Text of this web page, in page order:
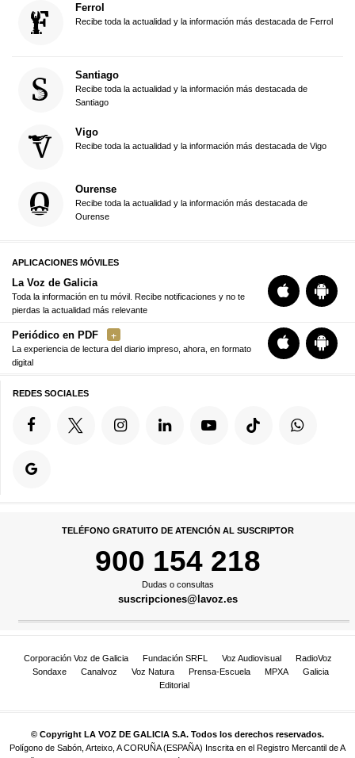
Ferrol
Recibe toda la actualidad y la información más destacada de Ferrol
Santiago
Recibe toda la actualidad y la información más destacada de
Santiago
Vigo
Recibe toda la actualidad y la información más destacada de Vigo
Ourense
Recibe toda la actualidad y la información más destacada de
Ourense
APLICACIONES MÓVILES
La Voz de Galicia
Toda la información en tu móvil. Recibe notificaciones y no te
pierdas la actualidad más relevante
Periódico en PDF
La experiencia de lectura del diario impreso, ahora, en formato
digital
REDES SOCIALES
TELÉFONO GRATUITO DE ATENCIÓN AL SUSCRIPTOR
900 154 218
Dudas o consultas
suscripciones@lavoz.es
Corporación Voz de Galicia Fundación SRFL Voz Audiovisual
RadioVoz
Sondaxe
Canalvoz Voz Natura Prensa-Escuela MPXA
Galicia
Editorial
© Copyright LA VOZ DE GALICIA S.A. Todos los derechos reservados.
Polígono de Sabón, Arteixo, A CORUÑA (ESPAÑA) Inscrita en el Registro Mercantil de A